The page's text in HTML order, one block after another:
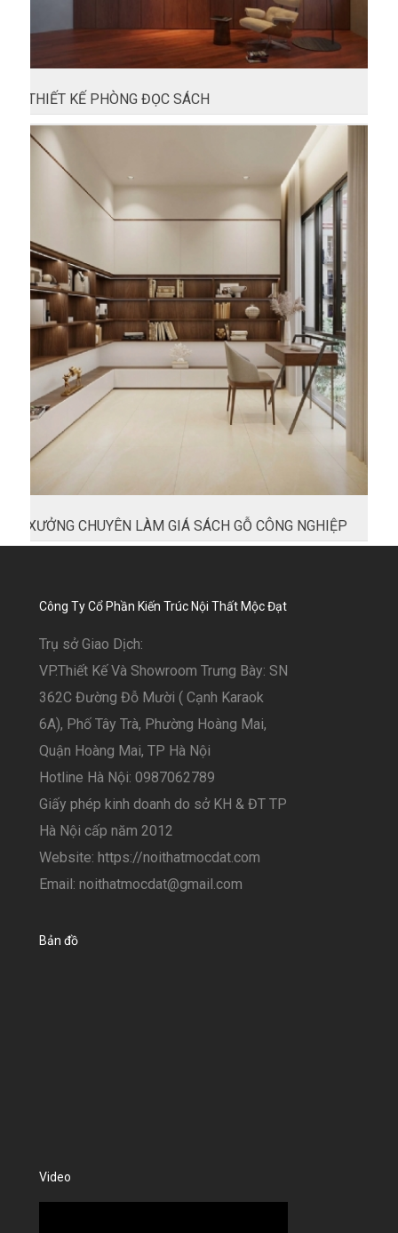
THIẾT KẾ PHÒNG ĐỌC SÁCH
XƯỞNG CHUYÊN LÀM GIÁ SÁCH GỖ CÔNG NGHIỆP
Công Ty Cổ Phần Kiến Trúc Nội Thất Mộc Đạt
Trụ sở Giao Dịch:
VP.Thiết Kế Và Showroom Trưng Bày: SN
362C Đường Đỗ Mười ( Cạnh Karaok
6A), Phố Tây Trà, Phường Hoàng Mai,
Quận Hoàng Mai, TP Hà Nội
Hotline Hà Nội: 0987062789
Giấy phép kinh doanh do sở KH & ĐT TP
Hà Nội cấp năm 2012
Website: https://noithatmocdat.com
Email: noithatmocdat@gmail.com
Bản đồ
Video